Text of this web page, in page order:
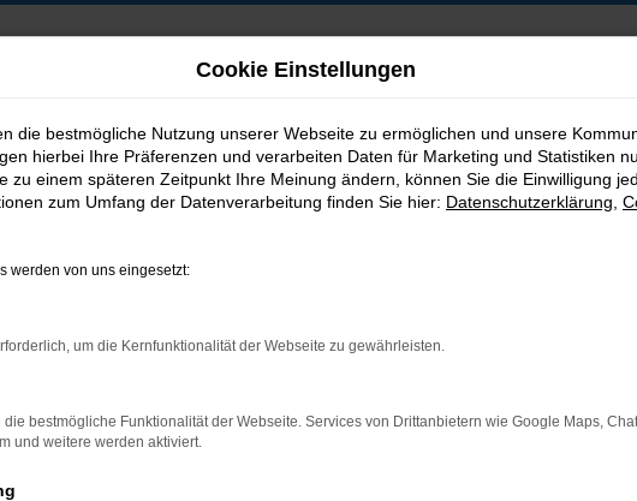
B2B-Shop
Jakob Trading GmbH
D-08223 Neustadt/Vogtland
Cookie Einstellungen
die bestmögliche Nutzung unserer Webseite zu ermöglichen und unsere
hierbei Ihre Präferenzen und verarbeiten Daten für Marketing und Statistiken
zu einem späteren Zeitpunkt Ihre Meinung ändern, können Sie die Einwilligung
zum Umfang der Datenverarbeitung finden Sie hier: Datenschutzerklärung
werden von uns eingesetzt:
um die Kernfunktionalität der Webseite zu gewährleisten.
bestmögliche Funktionalität der Webseite. Services von Drittanbietern wie Google Maps,
und weitere werden aktiviert.